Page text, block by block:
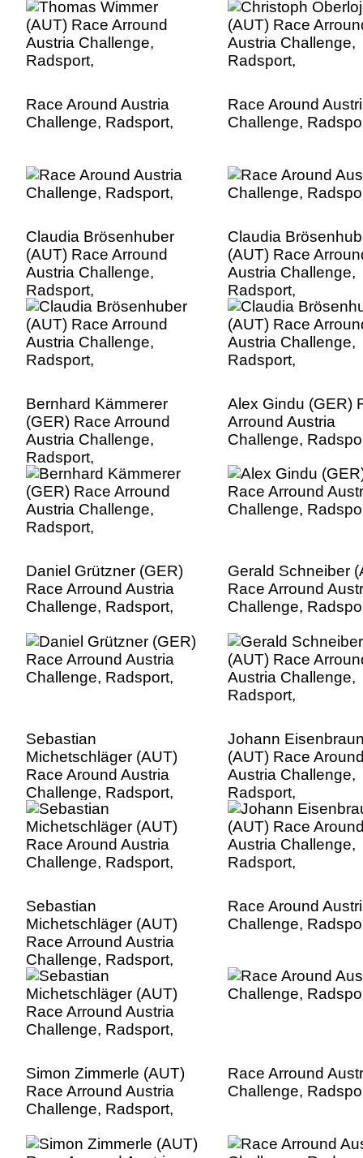
Race Around Austria
Challenge, Radsport,
Race Around
Challenge,
Claudia Brösenhuber
(AUT) Race Arround
Austria Challenge,
Radsport,
Claudia
(AUT) Race
Austria Challenge,
Radsport,
Bernhard Kämmerer
(GER) Race Arround
Austria Challenge,
Radsport,
Alex Gindu (GER)
Arround Austria
Challenge,
Daniel Grützner (GER)
Race Arround Austria
Challenge, Radsport,
Gerald Schneiber
Race Arround
Challenge,
Sebastian
Michetschläger (AUT)
Race Around Austria
Challenge, Radsport,
Johann
(AUT) Race
Austria Challenge,
Radsport,
Sebastian
Michetschläger (AUT)
Race Arround Austria
Challenge, Radsport,
Race Around
Challenge,
Simon Zimmerle (AUT)
Race Arround Austria
Challenge, Radsport,
Race Arround
Challenge,